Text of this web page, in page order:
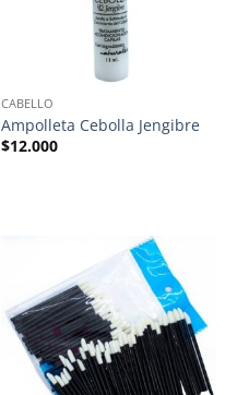
CABELLO
Ampolleta Cebolla Jengibre
$12.000